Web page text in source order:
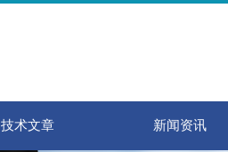
技术文章 新闻资讯